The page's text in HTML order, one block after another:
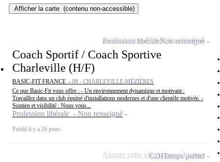
Afficher la carte (contenu non-accessible)
Coach Sportif / Coach Sportive
Charleville (H/F)
BASIC-FIT FRANCE - 08 - CHARLEVILLE-MÉZIÈRES
Ce que Basic-Fit vous offre : - Un environnement dynamique et motivant :
Travaillez dans un club équipé d'installations modernes et d'une clientèle motivée. -
Soutien et visibilité : Nous vous...
Profession libérale - Non renseigné
Publié il y a 26 jours
Profession libéraleNon renseigné
Ajouter cette offre à ma sélection
CDITemps partiel
Ajouter cette offre à ma sélection